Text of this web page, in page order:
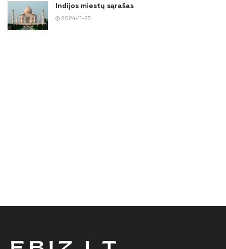
Indijos miestų sąrašas
2024-11-23